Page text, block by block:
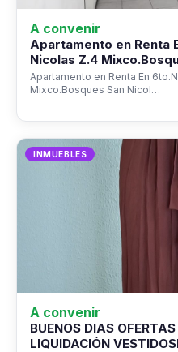
A convenir
Apartamento en Renta
Nicolas Z.4
Apartamento en Renta En
Mixco.Bosques San Nicol…
INMUEBLES
A convenir
BUENOS DIAS
LIQUIDACIÓN